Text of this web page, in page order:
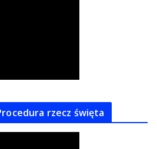
rzecz święta